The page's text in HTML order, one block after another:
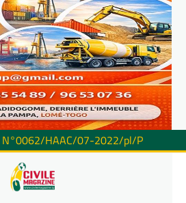
N°0062/HAAC/07-2022/pl/P